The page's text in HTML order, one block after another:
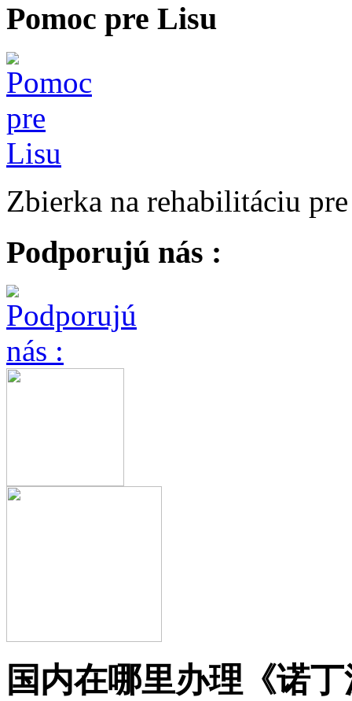
Pomoc pre Lisu
Zbierka na rehabilitáciu
Podporujú nás :
国内在哪里办理《诺